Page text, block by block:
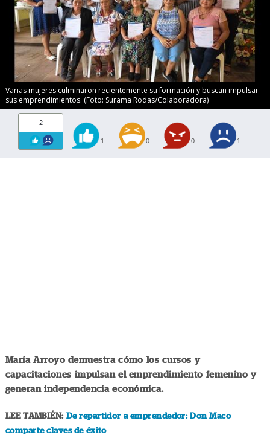
Varias mujeres culminaron recientemente su formación y buscan impulsar
sus emprendimientos. (Foto: Surama Rodas/Colaboradora)
2
1 0 0 1
María Arroyo demuestra cómo los cursos y
capacitaciones impulsan el emprendimiento femenino y
generan independencia económica.
LEE TAMBIÉN: De repartidor a emprendedor: Don Maco
comparte claves de éxito